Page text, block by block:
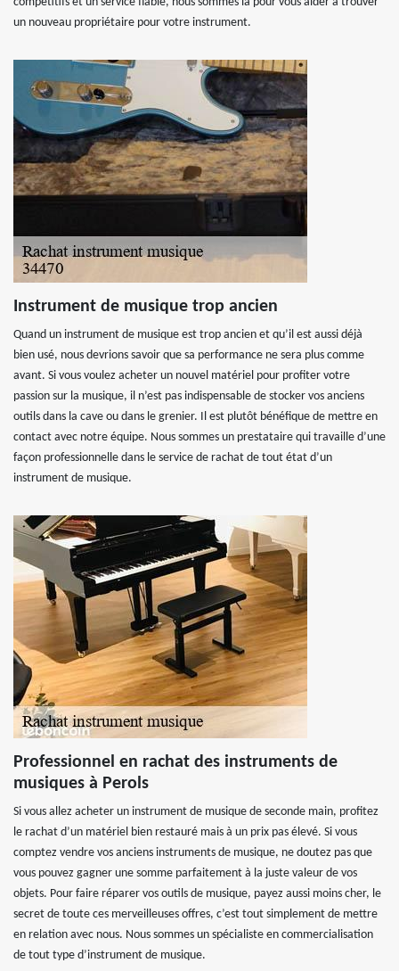
un nouveau propriétaire pour votre instrument.
Instrument de musique trop ancien
Quand un instrument de musique est trop ancien et qu’il est aussi déjà
bien usé, nous devrions savoir que sa performance ne sera plus comme
avant. Si vous voulez acheter un nouvel matériel pour profiter votre
passion sur la musique, il n’est pas indispensable de stocker vos anciens
outils dans la cave ou dans le grenier. Il est plutôt bénéfique de mettre en
contact avec notre équipe. Nous sommes un prestataire qui travaille d’une
façon professionnelle dans le service de rachat de tout état d’un
instrument de musique.
Professionnel en rachat des instruments de
musiques à Perols
Si vous allez acheter un instrument de musique de seconde main, profitez
le rachat d’un matériel bien restauré mais à un prix pas élevé. Si vous
comptez vendre vos anciens instruments de musique, ne doutez pas que
vous pouvez gagner une somme parfaitement à la juste valeur de vos
objets. Pour faire réparer vos outils de musique, payez aussi moins cher, le
secret de toute ces merveilleuses offres, c’est tout simplement de mettre
en relation avec nous. Nous sommes un spécialiste en commercialisation
de tout type d’instrument de musique.